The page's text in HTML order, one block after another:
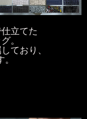
立てた
。
ており、